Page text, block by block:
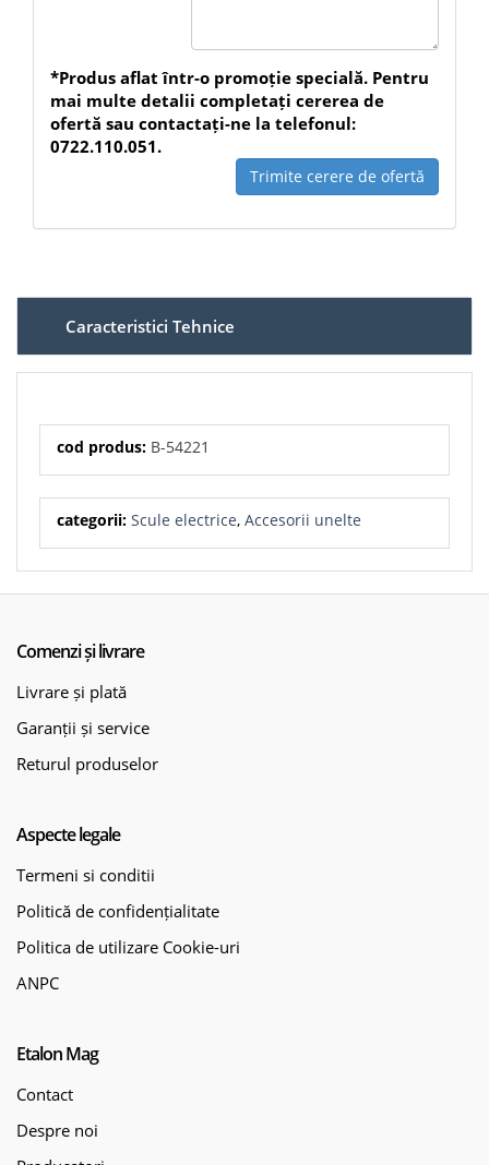
*Produs aflat într-o promoție specială. Pentru
mai multe detalii completați cererea de
ofertă sau contactați-ne la telefonul:
0722.110.051.
Trimite cerere de ofertă
Caracteristici Tehnice
cod produs: B-54221
categorii: Scule electrice, Accesorii unelte
Comenzi și livrare
Livrare și plată
Garanții și service
Returul produselor
Aspecte legale
Termeni si conditii
Politică de confidențialitate
Politica de utilizare Cookie-uri
ANPC
Etalon Mag
Contact
Despre noi